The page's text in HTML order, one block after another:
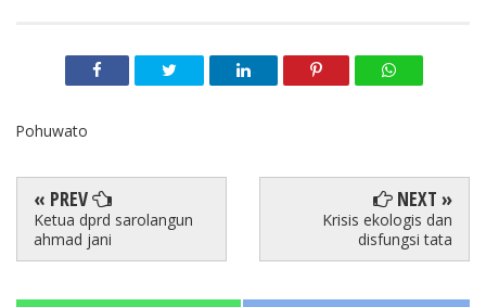
Pohuwato
« PREV
Ketua dprd sarolangun
ahmad jani
NEXT »
Krisis ekologis dan
disfungsi tata